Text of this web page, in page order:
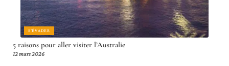
S'ÉVADER
5 raisons pour aller visiter l’Australie
12 mars 2026